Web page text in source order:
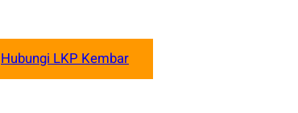
Hubungi LKP Kembar